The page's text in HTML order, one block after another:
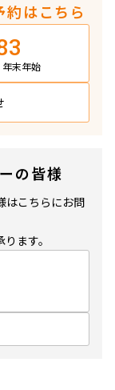
約はこちら
末年始
の皆様
はこちらにお問
ます。